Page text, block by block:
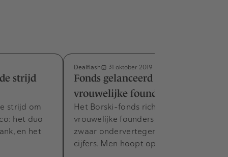
strijd
strijd om
het duo
en het
Dealflash 31 oktober 2019
Fonds gelanceerd voor
vrouwelijke founders
Het Borski-fonds richt zich op
vrouwelijke founders, een groep die
zwaar ondervertegenwoordigd is in de
cijfers. Men hoopt op een funding…